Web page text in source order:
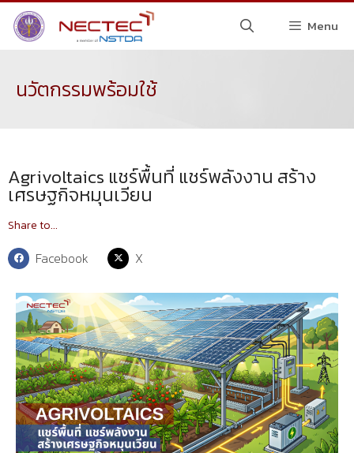
Menu
นวัตกรรมพร้อมใช้
Agrivoltaics แชร์พื้นที่ แชร์พลังงาน สร้าง
เศรษฐกิจหมุนเวียน
Share to...
Facebook X